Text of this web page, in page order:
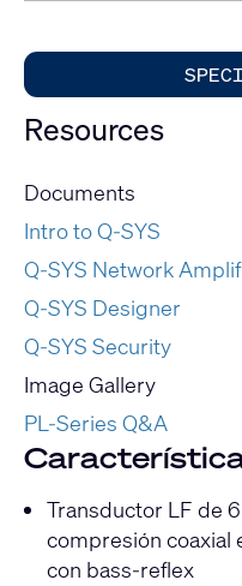
Resources
Documents
Intro to Q-SYS
Q-SYS Network
Q-SYS Designer
Q-SYS Security
Image Gallery
PL-Series Q&A
Transductor LF de
compresión coaxial
con bass-reflex